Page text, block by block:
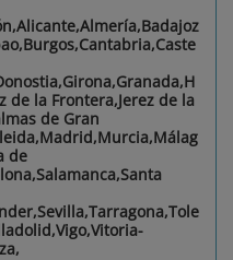
de la Frontera,Jerez de la
de Gran
de